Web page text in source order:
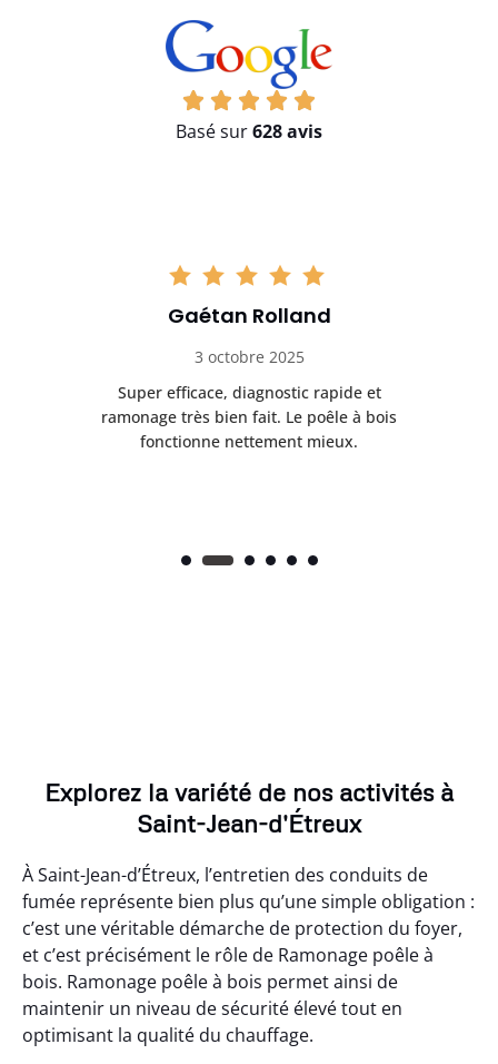
Basé sur628 avis
Gaétan Rolland
3 octobre 2025
Super efficace, diagnostic rapide et
ramonage très bien fait. Le poêle à bois
fonctionne nettement mieux.
Explorez la variété de nos activités à
Saint-Jean-d'Étreux
À Saint-Jean-d’Étreux, l’entretien des conduits de
fumée représente bien plus qu’une simple obligation :
c’est une véritable démarche de protection du foyer,
et c’est précisément le rôle de Ramonage poêle à
bois. Ramonage poêle à bois permet ainsi de
maintenir un niveau de sécurité élevé tout en
optimisant la qualité du chauffage.